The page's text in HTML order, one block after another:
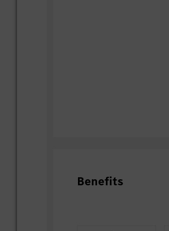
Benefits